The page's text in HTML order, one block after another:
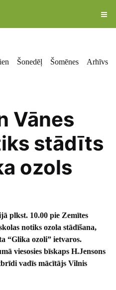
Šonedēļ Šomēnes Arhīvs
Vānes
stādīts
ozols
plkst. 10.00 pie Zemītes
notiks ozola stādīšana,
“Glika ozoli” ietvaros.
viesosies bīskaps H.Jensons
vadīs mācītājs Vilnis